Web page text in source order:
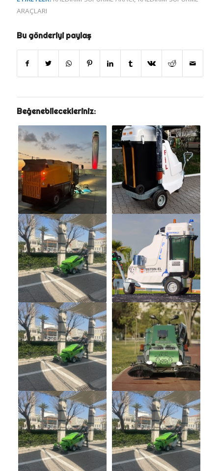
ARAÇLARI
Bu gönderiyi paylaş
Beğenebilecekleriniz: